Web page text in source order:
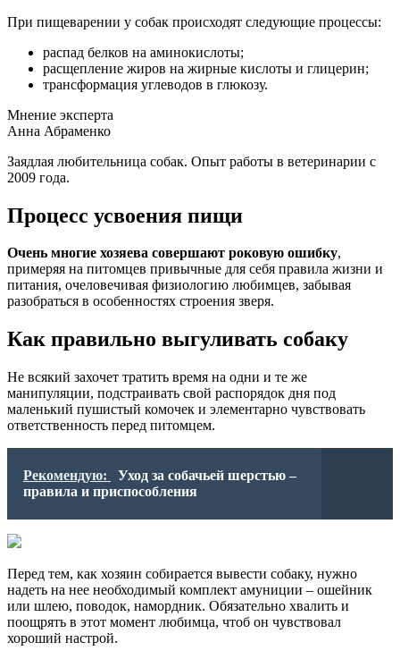
При пищеварении у собак происходят следующие процессы:
распад белков на аминокислоты;
расщепление жиров на жирные кислоты и глицерин;
трансформация углеводов в глюкозу.
Мнение эксперта
Анна Абраменко
Заядлая любительница собак. Опыт работы в ветеринарии с
2009 года.
Процесс усвоения пищи
Очень многие хозяева совершают роковую ошибку,
примеряя на питомцев привычные для себя правила жизни и
питания, очеловечивая физиологию любимцев, забывая
разобраться в особенностях строения зверя.
Как правильно выгуливать собаку
Не всякий захочет тратить время на одни и те же
манипуляции, подстраивать свой распорядок дня под
маленький пушистый комочек и элементарно чувствовать
ответственность перед питомцем.
Рекомендую:
Уход за собачьей шерстью –
правила и приспособления
Перед тем, как хозяин собирается вывести собаку, нужно
надеть на нее необходимый комплект амуниции – ошейник
или шлею, поводок, намордник. Обязательно хвалить и
поощрять в этот момент любимца, чтоб он чувствовал
хороший настрой.